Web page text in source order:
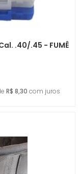
.40/.45 - FUMÊ
R$ 8,30 com juros